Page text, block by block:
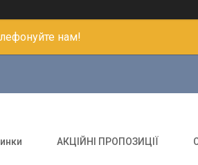
нам!
АКЦІЙНІ ПРОПОЗИЦІЇ